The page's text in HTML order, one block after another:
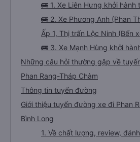
🚌 1. Xe Liên Hưng khởi hành
🚌 2. Xe Phương Anh (Phan
Ấp 1, Thị trấn Lộc Ninh (Bến
🚌 3. Xe Mạnh Hùng khởi
Những câu hỏi thường gặp về
Phan Rang-Tháp Chàm
Thông tin tuyến đường
Giới thiệu tuyến đường xe đi Phan
Bình Long
1. Về chất lượng, review,